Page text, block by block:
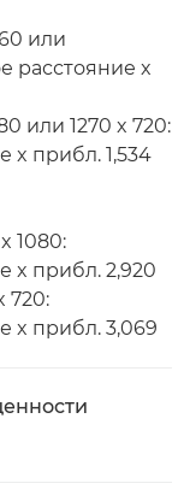
или
расстояние x
или 1270 x 720:
x прибл. 1,534
1080:
x прибл. 2,920
720:
x прибл. 3,069